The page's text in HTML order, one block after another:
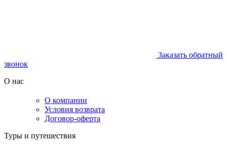
Заказать обратный
звонок
О нас
О компании
Условия возврата
Договор-оферта
Туры и путешествия